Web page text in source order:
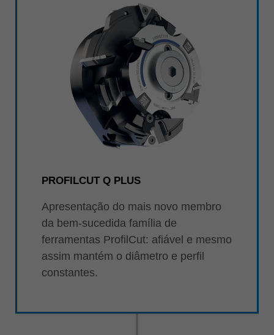
PROFILCUT Q PLUS
Apresentação do mais novo membro
da bem-sucedida família de
ferramentas ProfilCut: afiável e mesmo
assim mantém o diâmetro e perfil
constantes.